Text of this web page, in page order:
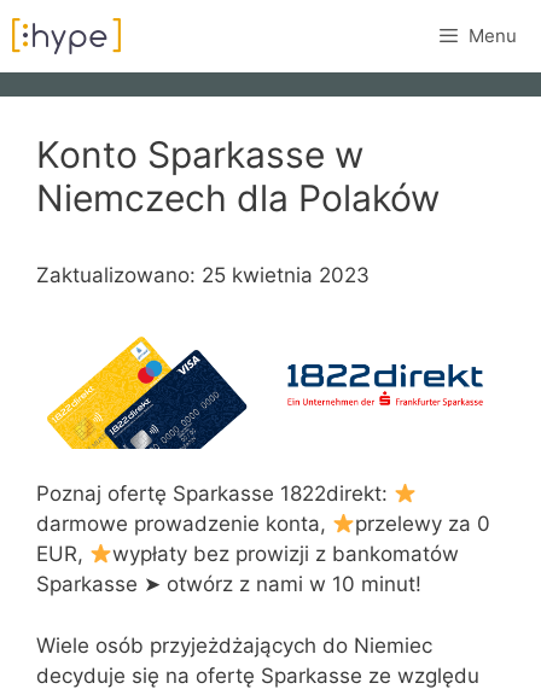
Przejdź
do
treści
Menu
Konto Sparkasse w
Niemczech dla Polaków
Zaktualizowano: 25 kwietnia 2023
Poznaj ofertę Sparkasse 1822direkt:
darmowe prowadzenie konta,
przelewy za 0
EUR,
wypłaty bez prowizji z bankomatów
Sparkasse ➤ otwórz z nami w 10 minut!
Wiele osób przyjeżdżających do Niemiec
decyduje się na ofertę Sparkasse ze względu